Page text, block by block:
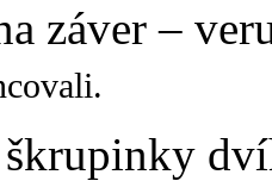
záver –
škrupinky